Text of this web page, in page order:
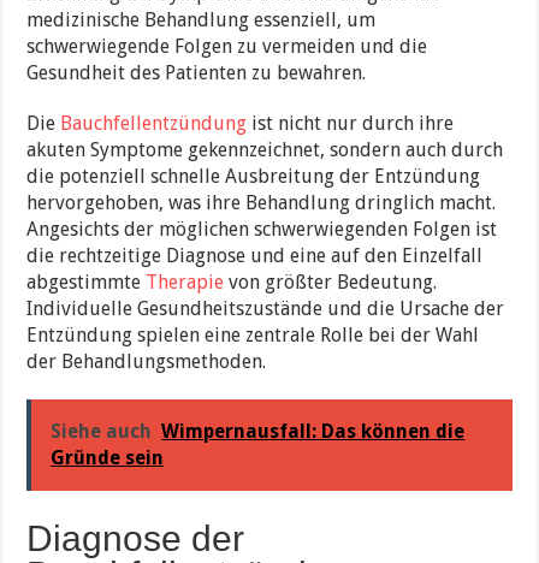
medizinische Behandlung essenziell, um
schwerwiegende Folgen zu vermeiden und die
Gesundheit des Patienten zu bewahren.
Die Bauchfellentzündung ist nicht nur durch ihre
akuten Symptome gekennzeichnet, sondern auch durch
die potenziell schnelle Ausbreitung der Entzündung
hervorgehoben, was ihre Behandlung dringlich macht.
Angesichts der möglichen schwerwiegenden Folgen ist
die rechtzeitige Diagnose und eine auf den Einzelfall
abgestimmte Therapie von größter Bedeutung.
Individuelle Gesundheitszustände und die Ursache der
Entzündung spielen eine zentrale Rolle bei der Wahl
der Behandlungsmethoden.
Siehe auch Wimpernausfall: Das können die
Gründe sein
Diagnose der